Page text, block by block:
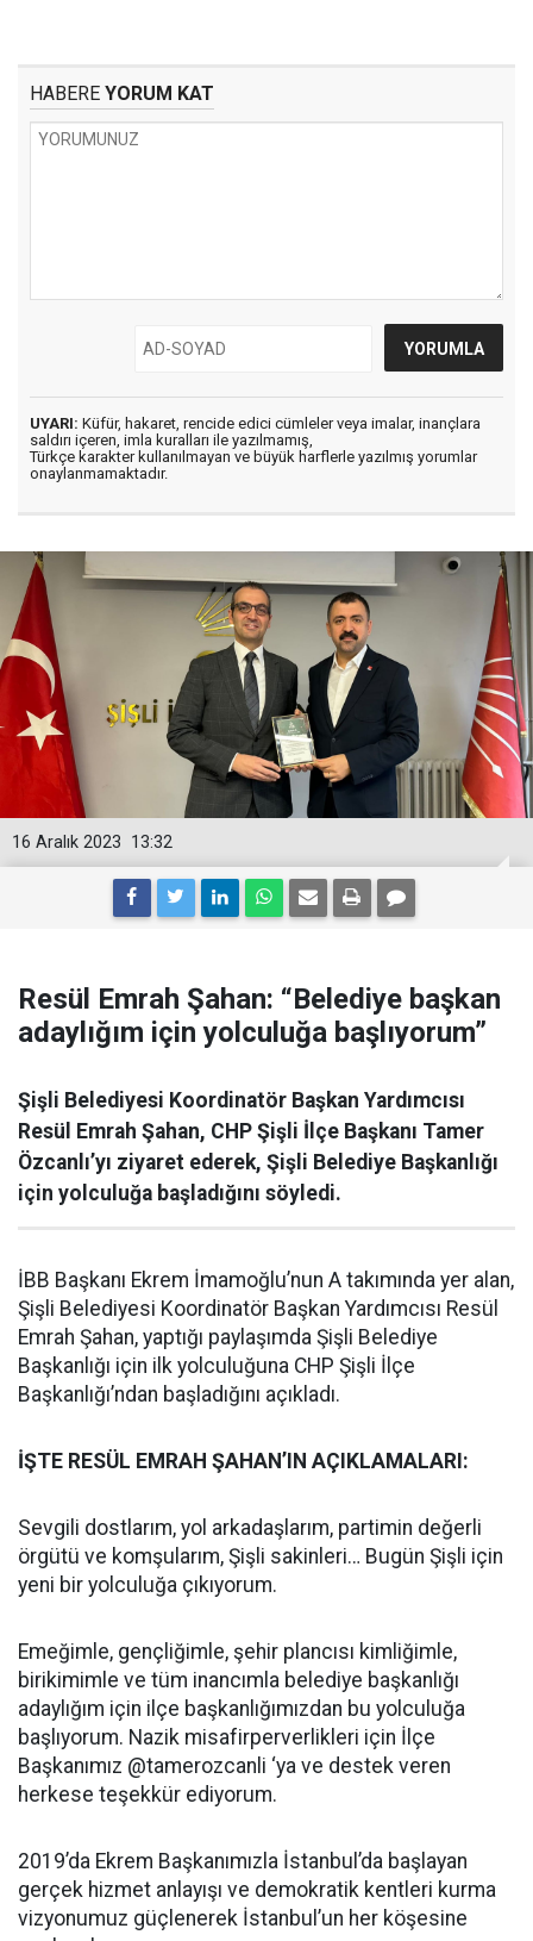
HABERE YORUM KAT
UYARI: Küfür, hakaret, rencide edici cümleler veya imalar, inançlara
saldırı içeren, imla kuralları ile yazılmamış,
Türkçe karakter kullanılmayan ve büyük harflerle yazılmış yorumlar
onaylanmamaktadır.
13:32
16 Aralık 2023
Resül Emrah Şahan: “Belediye başkan
adaylığım için yolculuğa başlıyorum”
Şişli Belediyesi Koordinatör Başkan Yardımcısı
Resül Emrah Şahan, CHP Şişli İlçe Başkanı Tamer
Özcanlı’yı ziyaret ederek, Şişli Belediye Başkanlığı
için yolculuğa başladığını söyledi.
İBB Başkanı Ekrem İmamoğlu’nun A takımında yer alan,
Şişli Belediyesi Koordinatör Başkan Yardımcısı Resül
Emrah Şahan, yaptığı paylaşımda Şişli Belediye
Başkanlığı için ilk yolculuğuna CHP Şişli İlçe
Başkanlığı’ndan başladığını açıkladı.
İŞTE RESÜL EMRAH ŞAHAN’IN AÇIKLAMALARI:
Sevgili dostlarım, yol arkadaşlarım, partimin değerli
örgütü ve komşularım, Şişli sakinleri… Bugün Şişli için
yeni bir yolculuğa çıkıyorum.
Emeğimle, gençliğimle, şehir plancısı kimliğimle,
birikimimle ve tüm inancımla belediye başkanlığı
adaylığım için ilçe başkanlığımızdan bu yolculuğa
başlıyorum. Nazik misafirperverlikleri için İlçe
Başkanımız @tamerozcanli ‘ya ve destek veren
herkese teşekkür ediyorum.
2019’da Ekrem Başkanımızla İstanbul’da başlayan
gerçek hizmet anlayışı ve demokratik kentleri kurma
vizyonumuz güçlenerek İstanbul’un her köşesine